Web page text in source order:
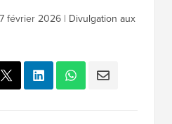
février 2026 | Divulgation aux